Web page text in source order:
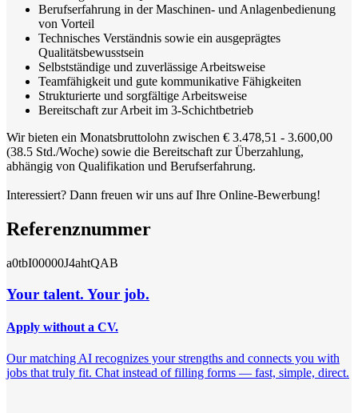
Berufserfahrung in der Maschinen- und Anlagenbedienung
von Vorteil
Technisches Verständnis sowie ein ausgeprägtes
Qualitätsbewusstsein
Selbstständige und zuverlässige Arbeitsweise
Teamfähigkeit und gute kommunikative Fähigkeiten
Strukturierte und sorgfältige Arbeitsweise
Bereitschaft zur Arbeit im 3-Schichtbetrieb
Wir bieten ein Monatsbruttolohn zwischen € 3.478,51 - 3.600,00
(38.5 Std./Woche) sowie die Bereitschaft zur Überzahlung,
abhängig von Qualifikation und Berufserfahrung.
Interessiert? Dann freuen wir uns auf Ihre Online-Bewerbung!
Referenznummer
a0tbI00000J4ahtQAB
Your talent. Your job.
Apply without a CV.
Our matching AI recognizes your strengths and connects you with
jobs that truly fit. Chat instead of filling forms — fast, simple, direct.